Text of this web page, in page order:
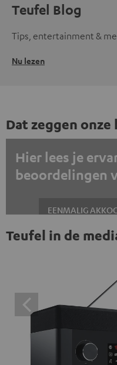
Teufel Blog
Tips, entertainment &
Nu lezen
Dat zeggen
Hier lees je
beoordelingen
EENMALIG
Altijd externe inhoud
externe inhoud hier
inhoud te klikken, stem
inhoud te zien krijgt. Dit
gegevens kunnen
van derden. Meer
Teufel in de